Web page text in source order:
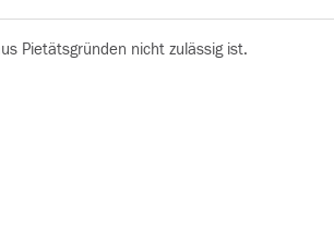
Pietätsgründen nicht zulässig ist.